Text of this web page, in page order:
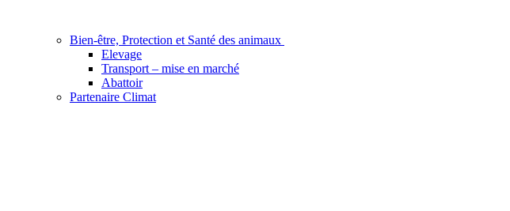
Bien-être, Protection et Santé des animaux
Elevage
Transport – mise en marché
Abattoir
Partenaire Climat